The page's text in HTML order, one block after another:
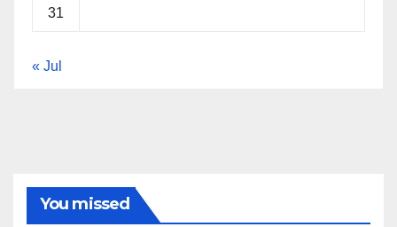
31
« Jul
You missed